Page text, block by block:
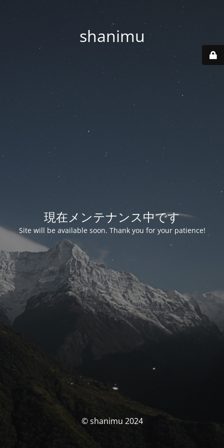
shanimu
現在メンテナンス中です
Site will be available soon. Thank you for your patience!
© shanimu 2024